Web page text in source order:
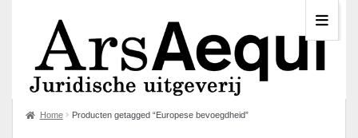
Home Producten getagged “Europese bevoegdheid”